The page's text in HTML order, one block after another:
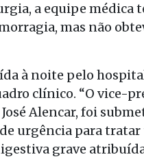
a equipe médica
mas não
à noite pelo
clínico. “O vice-
Alencar, foi
urgência para tratar
grave